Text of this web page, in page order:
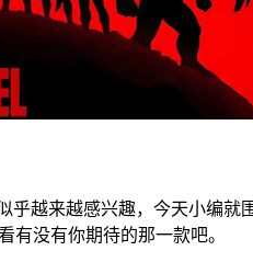
乎越来越感兴趣，今天小编
有没有你期待的那一款吧。